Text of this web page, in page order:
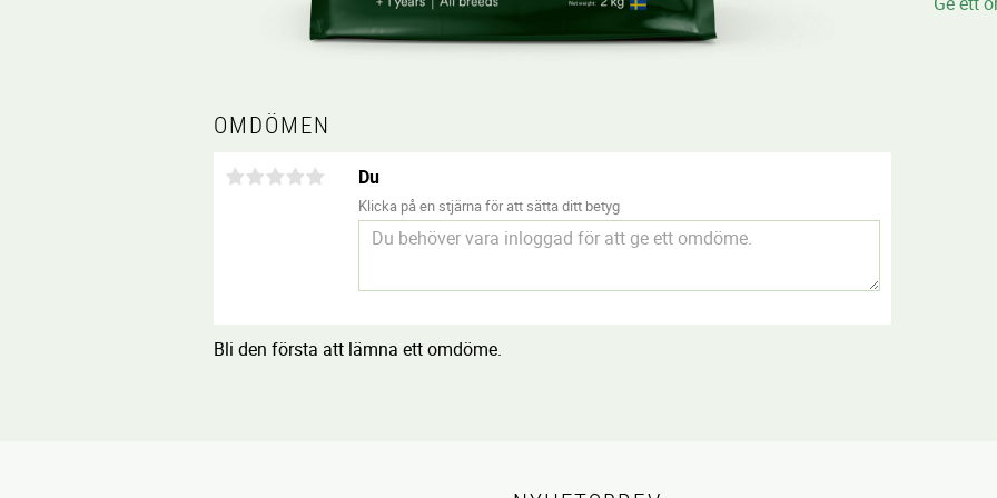
OMDÖMEN
Du
Klicka på en stjärna för att sätta ditt betyg
Bli den första att lämna ett omdöme.